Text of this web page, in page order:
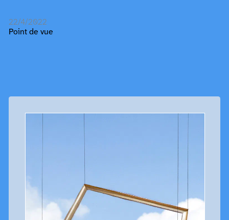
22/4/2022
Point de vue